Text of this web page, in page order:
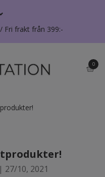
Fri frakt från 399:-
0
| 27/10, 2021